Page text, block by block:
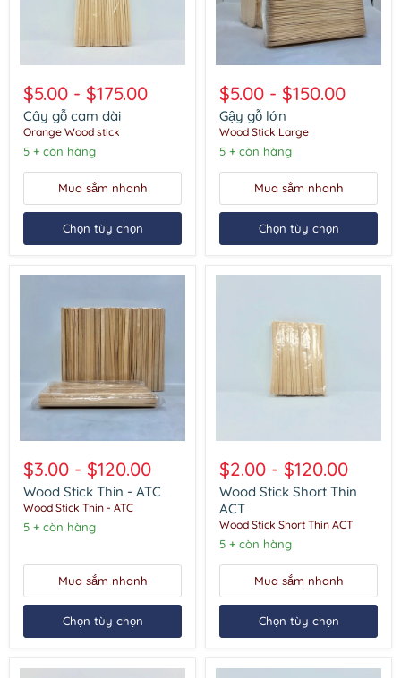
gỗ
cam
dài
$5.00 - $175.00
Cây gỗ cam dài
Orange Wood stick
5 + còn hàng
Mua sắm nhanh
Chọn tùy chọn
gỗ
lớn
$5.00 - $150.00
Gậy gỗ lớn
Wood Stick Large
5 + còn hàng
Mua sắm nhanh
Chọn tùy chọn
Stick
Thin
-
ATC
$3.00 - $120.00
Wood Stick Thin - ATC
Wood Stick Thin - ATC
5 + còn hàng
Mua sắm nhanh
Chọn tùy chọn
Stick
Short
Thin
ACT
$2.00 - $120.00
Wood Stick Short Thin
ACT
Wood Stick Short Thin ACT
5 + còn hàng
Mua sắm nhanh
Chọn tùy chọn